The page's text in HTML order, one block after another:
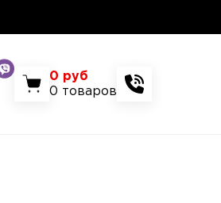
0 руб
0 товаров